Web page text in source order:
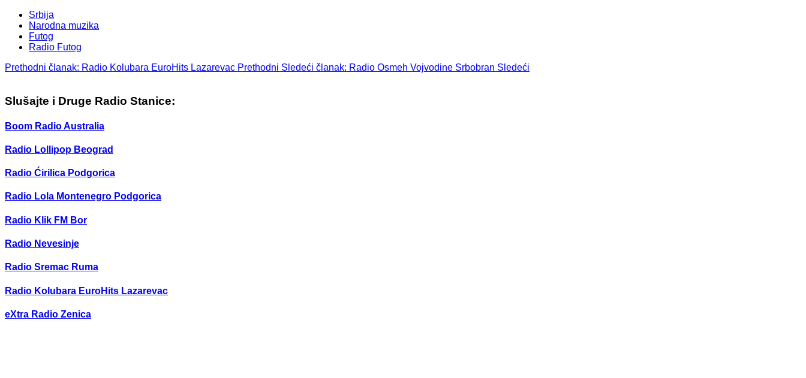
Srbija
Narodna muzika
Futog
Radio Futog
Prethodni članak: Radio Kolubara EuroHits Lazarevac Prethodni Sledeći članak: Radio Osmeh Vojvodine Srbobran Sledeći
Slušajte i Druge Radio Stanice:
Boom Radio Australia
Radio Lollipop Beograd
Radio Ćirilica Podgorica
Radio Lola Montenegro Podgorica
Radio Klik FM Bor
Radio Nevesinje
Radio Sremac Ruma
Radio Kolubara EuroHits Lazarevac
eXtra Radio Zenica